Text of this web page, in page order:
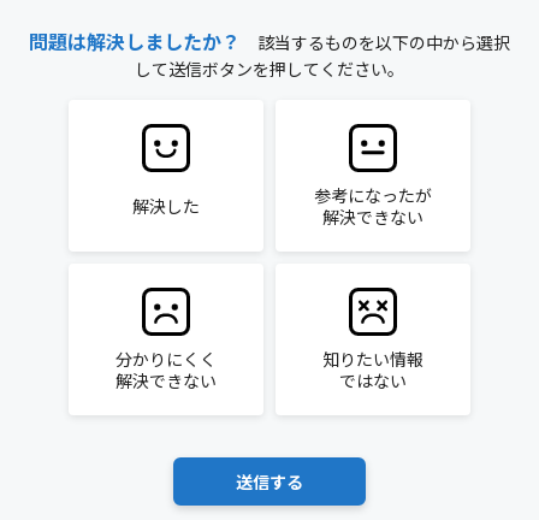
問題は解決しましたか？
該当するものを以下の中から選択
して送信ボタンを押してください。
解決した
参考になったが
解決できない
分かりにくく
解決できない
知りたい情報
ではない